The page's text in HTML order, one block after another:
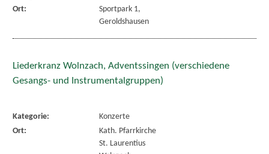
Ort:
Sportpark 1,
Geroldshausen
Liederkranz Wolnzach, Adventssingen (verschiedene
Gesangs- und Instrumentalgruppen)
Kategorie:
Konzerte
Ort:
Kath. Pfarrkirche
St. Laurentius